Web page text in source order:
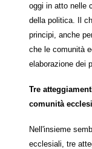
oggi in atto nelle
della politica. Il
principi, anche
che le comunità
elaborazione dei
Tre
comunità
Nell'insieme
ecclesiali, tre